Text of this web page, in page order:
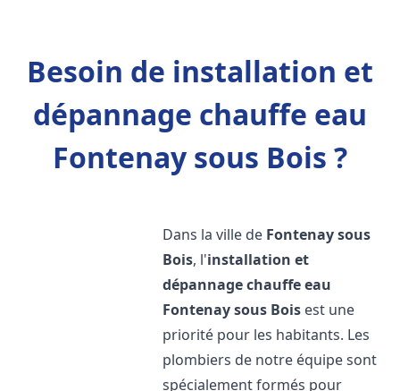
Besoin de installation et
dépannage chauffe eau
Fontenay sous Bois ?
Dans la ville de Fontenay sous
Bois, l'installation et
dépannage chauffe eau
Fontenay sous Bois est une
priorité pour les habitants. Les
plombiers de notre équipe sont
spécialement formés pour